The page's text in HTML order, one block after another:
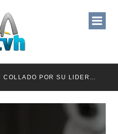
FCCA RECONOCE A DAVID COLLADO POR SU LIDERAZGO EN EL CRECIMIENTO DE LA INDUSTRIA DE CRUCEROS EN RD